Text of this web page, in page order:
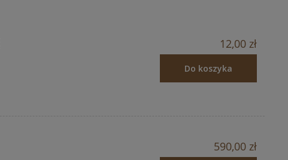
12,00 zł
Do koszyka
590,00 zł